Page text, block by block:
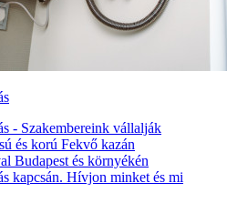
- Szakembereink vállalják
és korú Fekvő kazán
Budapest és környékén
kapcsán. Hívjon minket és mi